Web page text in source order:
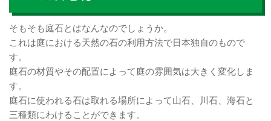
そもそも庭石とはなんなのでしょうか。
これは庭における天然の石の利用方法で日本独自のもので
す。
庭石の材質やその配置によって庭の雰囲気は大きく変化しま
す。
庭石に使われる石は取れる場所によって山石、川石、海石と
三種類にわけることができます。